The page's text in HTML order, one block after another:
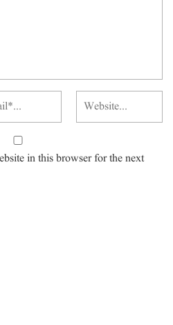
in this browser for the next